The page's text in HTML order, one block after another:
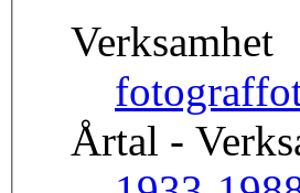
Verksamhet
fotograf
Årtal -